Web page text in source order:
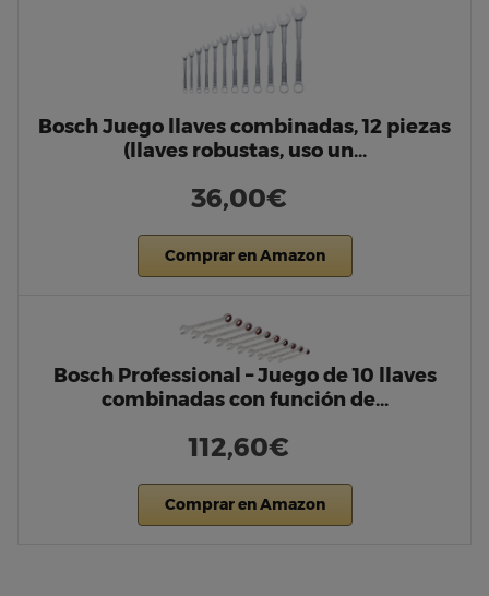
Bosch Juego llaves combinadas, 12 piezas
(llaves robustas, uso un…
36,00€
Comprar en Amazon
Bosch Professional – Juego de 10 llaves
combinadas con función de…
112,60€
Comprar en Amazon